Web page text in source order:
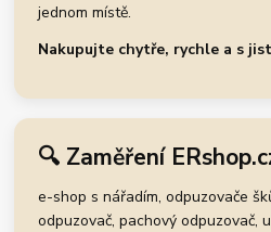
jednom místě.
Nakupujte chytře, rychle a s
🔍 Zaměření
e-shop s nářadím, odpuzovače
odpuzovač, pachový odpuzovač,